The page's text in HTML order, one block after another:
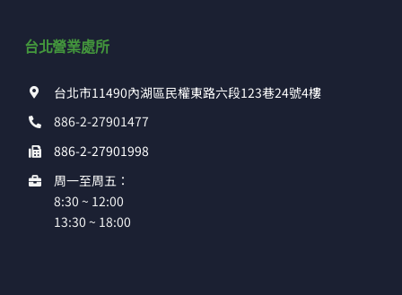
台北營業處所
台北市11490內湖區民權東路六段123巷24號4樓
886-2-27901477
886-2-27901998
周一至周五：
8:30 ~ 12:00
13:30 ~ 18:00